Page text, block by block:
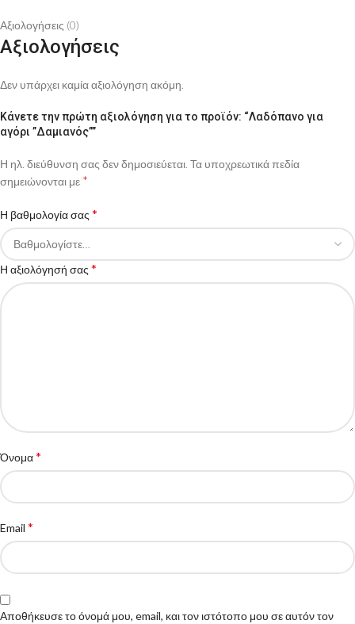
Αξιολογήσεις (0)
Αξιολογήσεις
Δεν υπάρχει καμία αξιολόγηση ακόμη.
Κάνετε την πρώτη αξιολόγηση για το προϊόν: “Λαδόπανο για
αγόρι ”Δαμιανός””
Η ηλ. διεύθυνση σας δεν δημοσιεύεται. Τα υποχρεωτικά πεδία
σημειώνονται με *
Η βαθμολογία σας *
Η αξιολόγησή σας *
Όνομα*
Email *
Αποθήκευσε το όνομά μου, email, και τον ιστότοπο μου σε αυτόν τον